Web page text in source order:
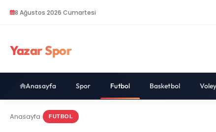
8 Ağustos 2026 Cumartesi
Yazar Spor
Anasayfa Spor Futbol Basketbol
Anasayfa FUTBOL